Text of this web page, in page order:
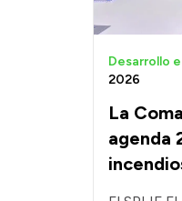
La
agenda
Desarrollo
2026